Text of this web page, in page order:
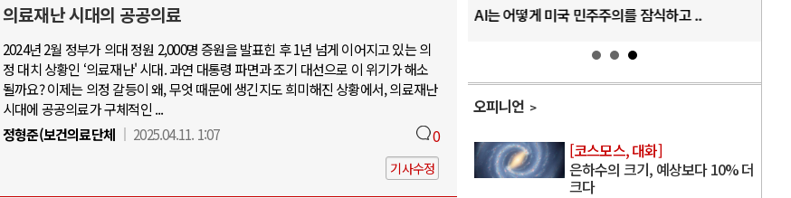
의료재난 시대의 공공의료
2024년 2월 정부가 의대 정원 2,000명 증원을 발표힌 후 1년 넘게 이어지고 있는 의
정 대치 상황인 ‘의료재난' 시대. 과연 대통령 파면과 조기 대선으로 이 위기가 해소
될까요? 이제는 의정 갈등이 왜, 무엇 때문에 생긴지도 희미해진 상황에서, 의료재난
시대에 공공의료가 구체적인 ...
정형준(보건의료단체
2025.04.11. 1:07 0
기사수정
습 주고받아…민간 ..
AI는 어떻게 미국 민주주의를 잠식하고 ..
오피니언
[코스모스, 대화]
은하수의 크기, 예상보다 10% 더
크다